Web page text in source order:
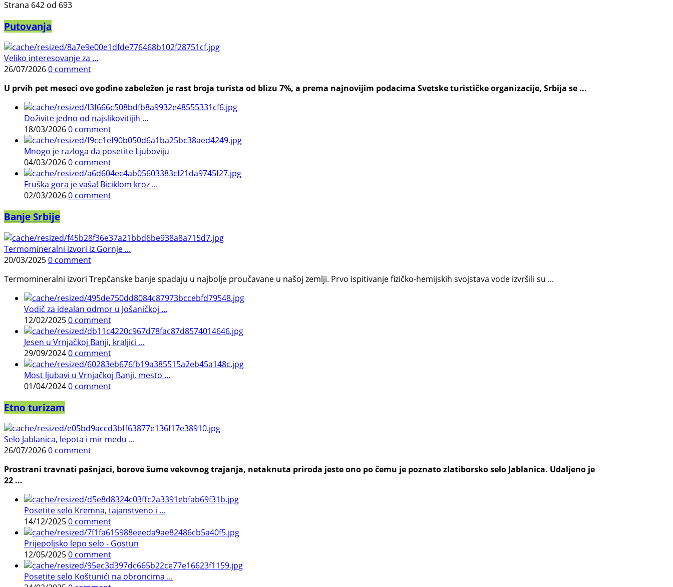
Strana 642 od 693
Putovanja
Veliko interesovanje za ...
26/07/20260 comment
U prvih pet meseci ove godine zabeležen je rast broja turista od blizu 7%, a prema najnovijim podacima Svetske turističke organizacije, Srbija se ...
Doživite jedno od najslikovitijih ...
18/03/20260 comment
Mnogo je razloga da posetite Ljuboviju
04/03/20260 comment
Fruška gora je vaša! Biciklom kroz ...
02/03/20260 comment
Banje Srbije
Termomineralni izvori iz Gornje ...
20/03/20250 comment
Termomineralni izvori Trepčanske banje spadaju u najbolje proučavane u našoj zemlji. Prvo ispitivanje fizičko-hemijskih svojstava vode izvršili su ...
Vodič za idealan odmor u Jošaničkoj ...
12/02/20250 comment
Jesen u Vrnjačkoj Banji, kraljici ...
29/09/20240 comment
Most ljubavi u Vrnjačkoj Banji, mesto ...
01/04/20240 comment
Etno turizam
Selo Jablanica, lepota i mir među ...
26/07/20260 comment
Prostrani travnati pašnjaci, borove šume vekovnog trajanja, netaknuta priroda jeste ono po čemu je poznato zlatiborsko selo Jablanica. Udaljeno je
22 ...
Posetite selo Kremna, tajanstveno i ...
14/12/20250 comment
Prijepoljsko lepo selo - Gostun
12/05/20250 comment
Posetite selo Koštunići na obroncima ...